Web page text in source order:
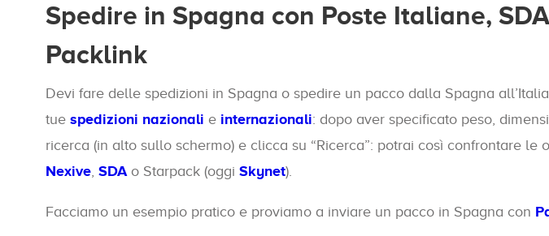
Spedire in Spagna con Poste Italiane,
Packlink
Devi fare delle spedizioni in Spagna o spedire un pacco dalla Spagna
tue spedizioni nazionali e internazionali: dopo aver specificato peso,
ricerca (in alto sullo schermo) e clicca su “Ricerca”: potrai così confrontare le
Nexive, SDAo Starpack (oggi Skynet).
Facciamo un esempio pratico e proviamo a inviare un pacco in Spagna con